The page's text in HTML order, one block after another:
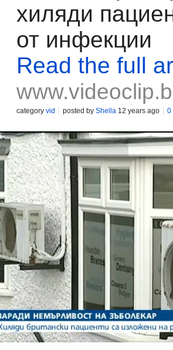
хиляди
от инфекции
Read the full
category vid posted by Shella 12 years ago 0